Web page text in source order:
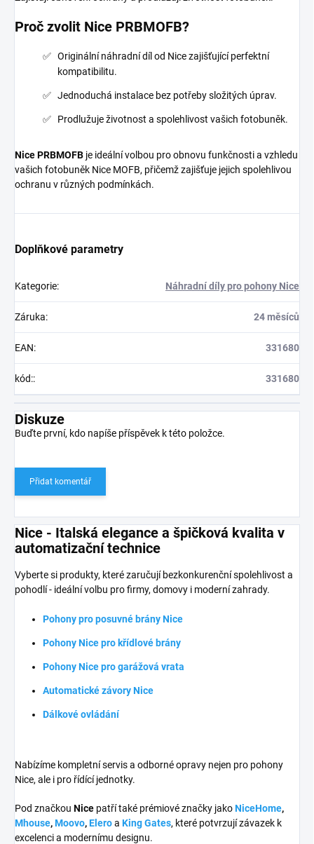
Proč zvolit Nice PRBMOFB?
Originální náhradní díl od Nice zajišťující perfektní
kompatibilitu.
Jednoduchá instalace bez potřeby složitých úprav.
Prodlužuje životnost a spolehlivost vašich fotobuněk.
Nice PRBMOFB je ideální volbou pro obnovu funkčnosti a vzhledu
vašich fotobuněk Nice MOFB, přičemž zajišťuje jejich spolehlivou
ochranu v různých podmínkách.
Doplňkové parametry
Kategorie: Náhradní díly pro pohony Nice
Záruka: 24 měsíců
EAN: 331680
kód:: 331680
Diskuze
Buďte první, kdo napíše příspěvek k této položce.
Přidat komentář
Nice - Italská elegance a špičková kvalita v
automatizační technice
Vyberte si produkty, které zaručují bezkonkurenční spolehlivost a
pohodlí - ideální volbu pro firmy, domovy i moderní zahrady.
Pohony pro posuvné brány Nice
Pohony Nice pro křídlové brány
Pohony Nice pro garážová vrata
Automatické závory Nice
Dálkové ovládání
Nabízíme kompletní servis a odborné opravy nejen pro pohony
Nice, ale i pro řídící jednotky.
Pod značkou Nice patří také prémiové značky jakoNiceHome,
Mhouse,Moovo,Eleroa King Gates, které potvrzují závazek k
excelenci a modernímu designu.